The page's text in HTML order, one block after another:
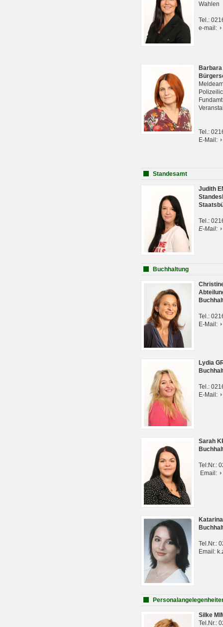
Wahlen
Tel.:
e-mail:
Tel.:
E-Mail:
Standesamt
Judith
Tel.:
E-Mail:
Buchhaltung
Tel.:
E-Mail:
Lydia
Tel.:
E-Mail:
Sarah
Tel:Nr.:
Email:
Tel.Nr.:
Email:
Silke
Tel.Nr.: